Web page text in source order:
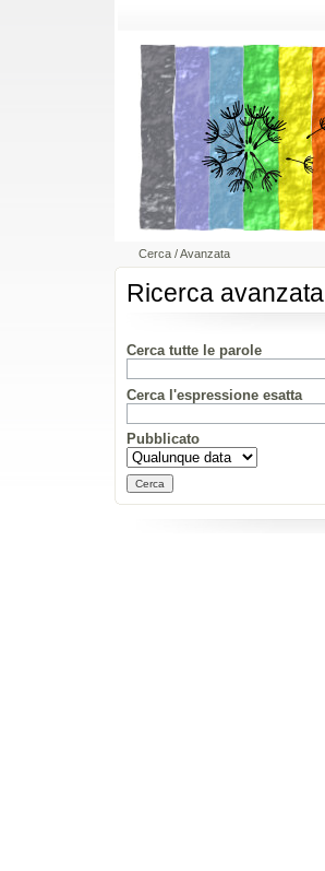
Cerca /Avanzata
Ricerca avanzata
Cerca tutte le parole
Cerca l'espressione esatta
Pubblicato